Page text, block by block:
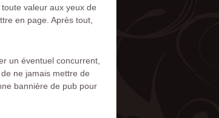
valeur aux yeux de
en page. Après tout,
un éventuel concurrent,
ne jamais mettre de
bannière de pub pour